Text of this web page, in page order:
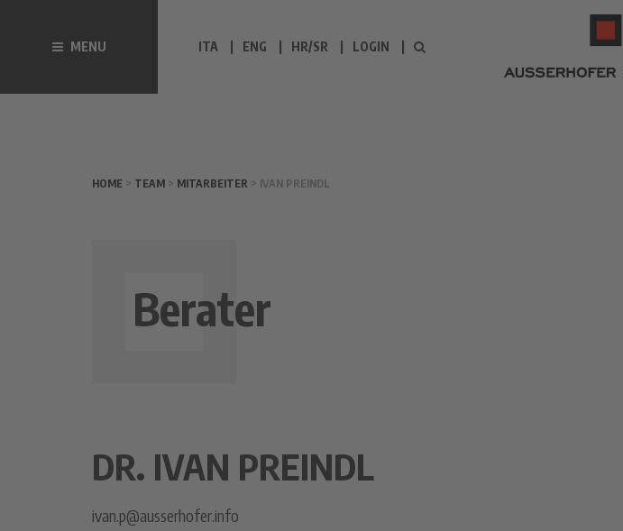
MENU ITA ENG HR/SR LOGIN
HOME > TEAM > MITARBEITER > IVAN PREINDL
Berater
DR. IVAN PREINDL
ivan.p@ausserhofer.info